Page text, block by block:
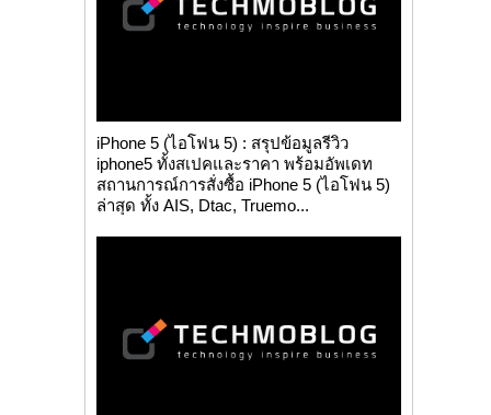
iPhone 5 (ไอโฟน 5) : สรุปข้อมูลรีวิว
iphone5 ทั้งสเปคและราคา พร้อมอัพเดท
สถานการณ์การสั่งซื้อ iPhone 5 (ไอโฟน 5)
ล่าสุด ทั้ง AIS, Dtac, Truemo...